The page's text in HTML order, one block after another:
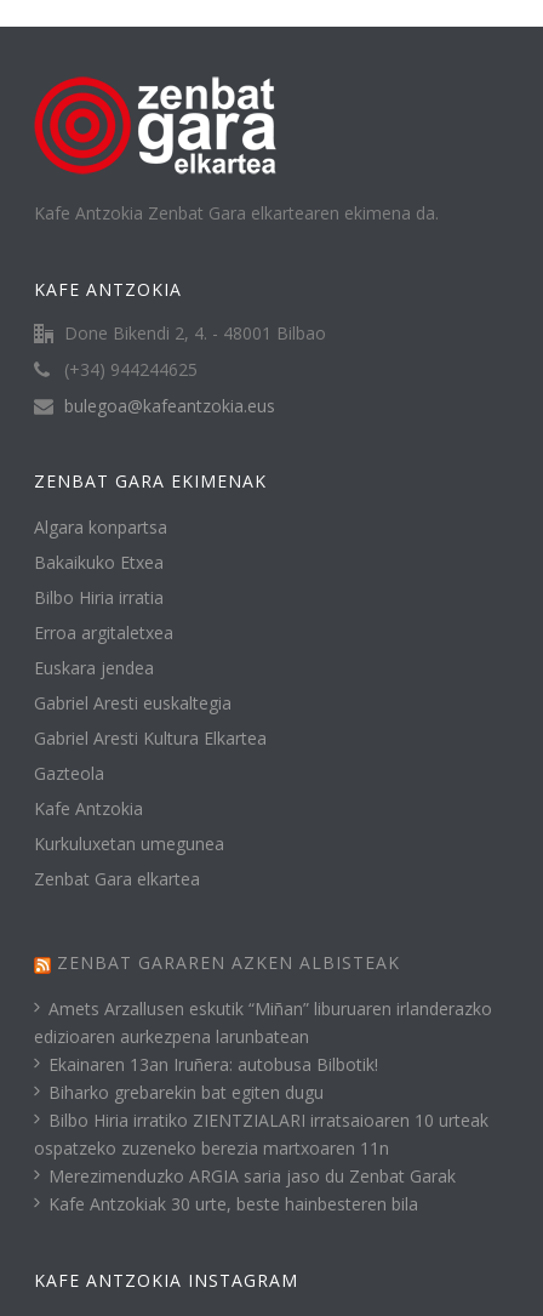
Kafe Antzokia Zenbat Gara elkartearen ekimena da.
KAFE ANTZOKIA
Done Bikendi 2, 4. - 48001 Bilbao
(+34) 944244625
bulegoa@kafeantzokia.eus
ZENBAT GARA EKIMENAK
Algara konpartsa
Bakaikuko Etxea
Bilbo Hiria irratia
Erroa argitaletxea
Euskara jendea
Gabriel Aresti euskaltegia
Gabriel Aresti Kultura Elkartea
Gazteola
Kafe Antzokia
Kurkuluxetan umegunea
Zenbat Gara elkartea
ZENBAT GARAREN AZKEN ALBISTEAK
Amets Arzallusen eskutik “Miñan” liburuaren irlanderazko
edizioaren aurkezpena larunbatean
Ekainaren 13an Iruñera: autobusa Bilbotik!
Biharko grebarekin bat egiten dugu
Bilbo Hiria irratiko ZIENTZIALARI irratsaioaren 10 urteak
ospatzeko zuzeneko berezia martxoaren 11n
Merezimenduzko ARGIA saria jaso du Zenbat Garak
Kafe Antzokiak 30 urte, beste hainbesteren bila
KAFE ANTZOKIA INSTAGRAM